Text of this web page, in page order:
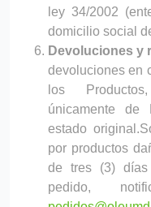
ley 34/2002
domicilio social
Devoluciones y
devoluciones en
los
únicamente de
estado original.
por productos
de tres (3) días
pedido,